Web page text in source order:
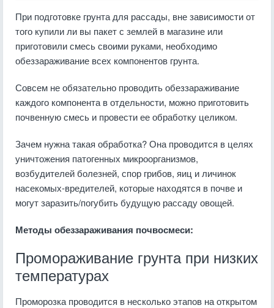
При подготовке грунта для рассады, вне зависимости от
того купили ли вы пакет с землей в магазине или
приготовили смесь своими руками, необходимо
обеззараживание всех компонентов грунта.
Совсем не обязательно проводить обеззараживание
каждого компонента в отдельности, можно приготовить
почвенную смесь и провести ее обработку целиком.
Зачем нужна такая обработка? Она проводится в целях
уничтожения патогенных микроорганизмов,
возбудителей болезней, спор грибов, яиц и личинок
насекомых-вредителей, которые находятся в почве и
могут заразить/погубить будущую рассаду овощей.
Методы обеззараживания почвосмеси:
Промораживание грунта при низких
температурах
Проморозка проводится в несколько этапов на открытом